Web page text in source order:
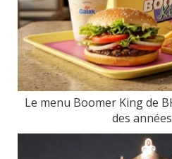
Le menu Boomer King de
des